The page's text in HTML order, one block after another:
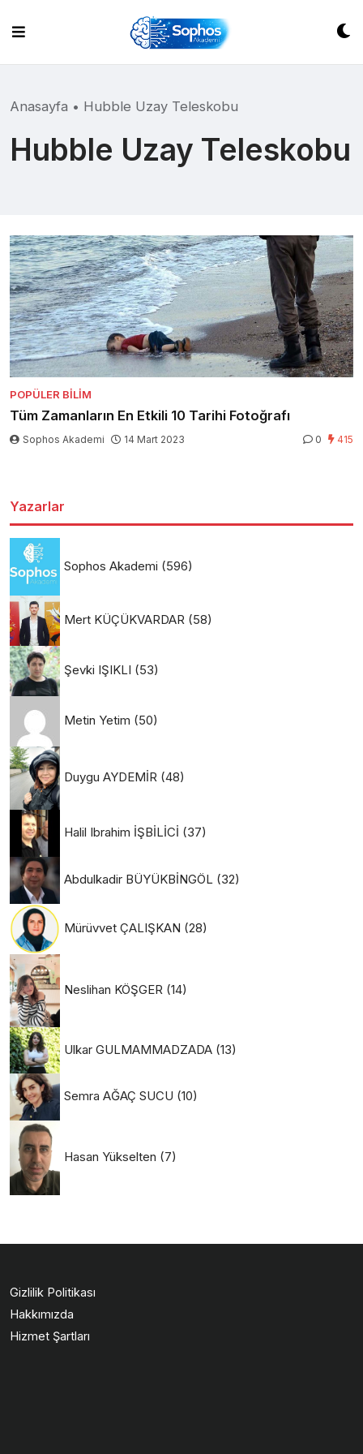
content
Anasayfa • Hubble Uzay Teleskobu
Hubble Uzay Teleskobu
POPÜLER BILIM
Tüm Zamanların En Etkili 10 Tarihi Fotoğrafı
Sophos Akademi 14 Mart 2023 0 415
Yazarlar
Sophos Akademi (596)
Mert KÜÇÜKVARDAR (58)
Şevki IŞIKLI (53)
Metin Yetim (50)
Duygu AYDEMİR (48)
Halil Ibrahim İŞBİLİCİ (37)
Abdulkadir BÜYÜKBİNGÖL (32)
Mürüvvet ÇALIŞKAN (28)
Neslihan KÖŞGER (14)
Ulkar GULMAMMADZADA (13)
Semra AĞAÇ SUCU (10)
Hasan Yükselten (7)
Gizlilik Politikası
Hakkımızda
Hizmet Şartları